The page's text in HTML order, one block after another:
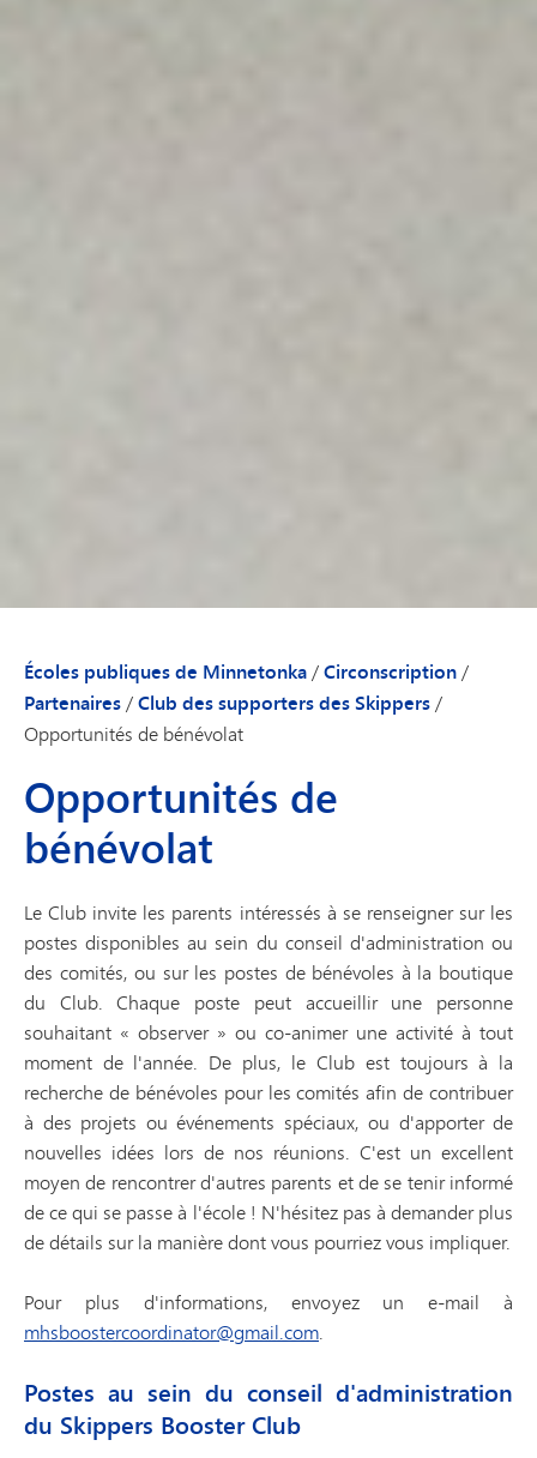
Écoles publiques de Minnetonka/Circonscription/
Partenaires/Club des supporters des Skippers/
Opportunités de bénévolat
Opportunités de
bénévolat
Le Club invite les parents intéressés à se renseigner sur les
postes disponibles au sein du conseil d'administration ou
des comités, ou sur les postes de bénévoles à la boutique
du Club. Chaque poste peut accueillir une personne
souhaitant « observer » ou co-animer une activité à tout
moment de l'année. De plus, le Club est toujours à la
recherche de bénévoles pour les comités afin de contribuer
à des projets ou événements spéciaux, ou d'apporter de
nouvelles idées lors de nos réunions. C'est un excellent
moyen de rencontrer d'autres parents et de se tenir informé
de ce qui se passe à l'école ! N'hésitez pas à demander plus
de détails sur la manière dont vous pourriez vous impliquer.
Pour plus d'informations, envoyez un e-mail à
mhsboostercoordinator@gmail.com.
Postes au sein du conseil d'administration
du Skippers Booster Club